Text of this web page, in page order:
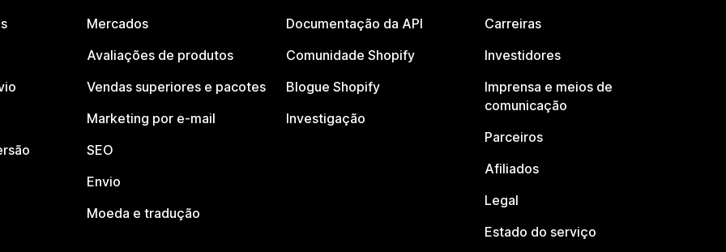
Mercados
Avaliações de produtos
Vendas superiores e pacotes
Marketing por e-mail
SEO
Envio
Moeda e tradução
Documentação da API
Comunidade Shopify
Blogue Shopify
Investigação
Carreiras
Investidores
Imprensa e meios de
comunicação
Parceiros
Afiliados
Legal
Estado do serviço